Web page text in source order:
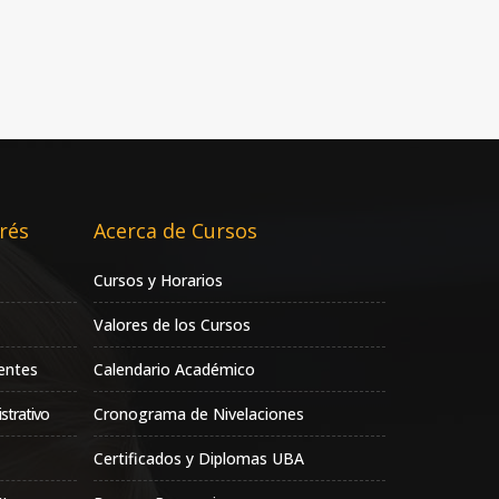
Acerca de Cursos
Cursos y Horarios
Valores de los Cursos
Calendario Académico
Cronograma de Nivelaciones
Certificados y Diplomas UBA